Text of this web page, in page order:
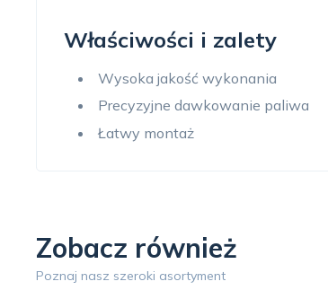
Właściwości i zalety
Wysoka jakość wykonania
Precyzyjne dawkowanie paliwa
Łatwy montaż
Zobacz również
Poznaj nasz szeroki asortyment